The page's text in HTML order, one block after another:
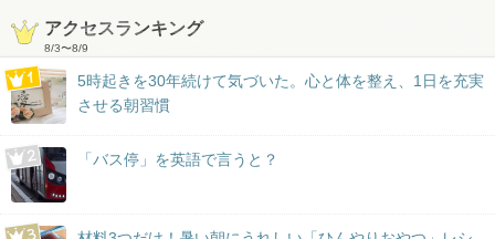
アクセスランキング
8/3〜8/9
5時起きを30年続けて気づいた。心と体を整え、1日を充実
させる朝習慣
「バス停」を英語で言うと？